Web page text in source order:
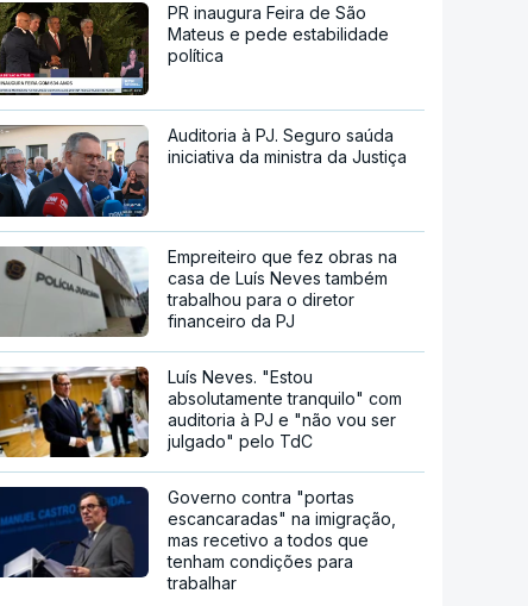
PR inaugura Feira de São
Mateus e pede estabilidade
política
Auditoria à PJ. Seguro saúda
iniciativa da ministra da Justiça
Empreiteiro que fez obras na
casa de Luís Neves também
trabalhou para o diretor
financeiro da PJ
Luís Neves. "Estou
absolutamente tranquilo" com
auditoria à PJ e "não vou ser
julgado" pelo TdC
Governo contra "portas
escancaradas" na imigração,
mas recetivo a todos que
tenham condições para
trabalhar